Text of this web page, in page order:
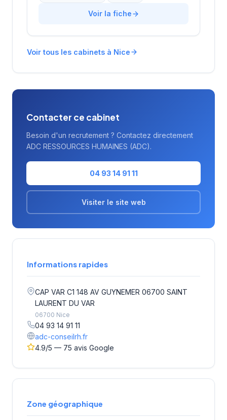
azuréenne. Dirigé par Palacios Blanchard, il
accompagne les entreprises locales et
Google. Son implantation privilégiée sur l'une
témoigne de son ancrage solide dans
Voir la fiche
Voir tous les cabinets à Nice
Contacter ce cabinet
Besoin d'un recrutement ? Contactez directement
ADC RESSOURCES HUMAINES (ADC).
04 93 14 91 11
Visiter le site web
Informations rapides
CAP VAR C1 148 AV GUYNEMER 06700 SAINT
LAURENT DU VAR
06700 Nice
04 93 14 91 11
adc-conseilrh.fr
4.9/5 — 75 avis Google
Zone géographique